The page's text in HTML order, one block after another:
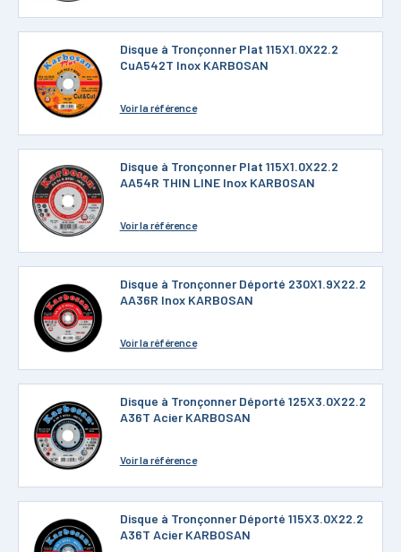
Disque à Tronçonner Plat 115X1.0X22.2
CuA542T Inox KARBOSAN
Voirla référence
Disque à Tronçonner Plat 115X1.0X22.2
AA54R THIN LINE Inox KARBOSAN
Voirla référence
Disque à Tronçonner Déporté 230X1.9X22.2
AA36R Inox KARBOSAN
Voirla référence
Disque à Tronçonner Déporté 125X3.0X22.2
A36T Acier KARBOSAN
Voirla référence
Disque à Tronçonner Déporté 115X3.0X22.2
A36T Acier KARBOSAN